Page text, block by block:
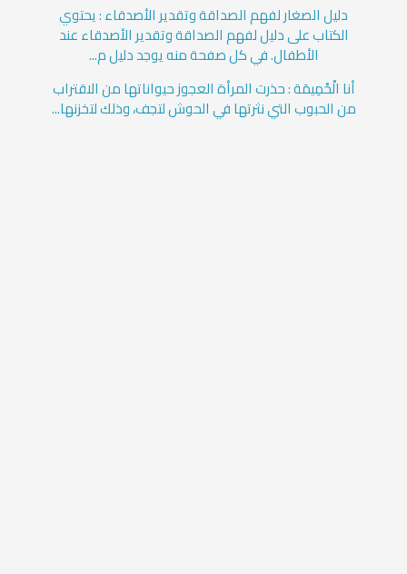
دليل الصغار لفهم الصداقة وتقدير الأصدقاء : يحتوي
الكتاب على دليل لفهم الصداقة وتقدير الأصدقاء عند
الأطفال. في كل صفحة منه يوجد دليل م...
أنا الْحْمِيمَة : حذرت المرأة العجوز حيواناتها من الاقتراب
من الحبوب التي نثرتها في الحوش لتجف، وذلك لتخزنها...